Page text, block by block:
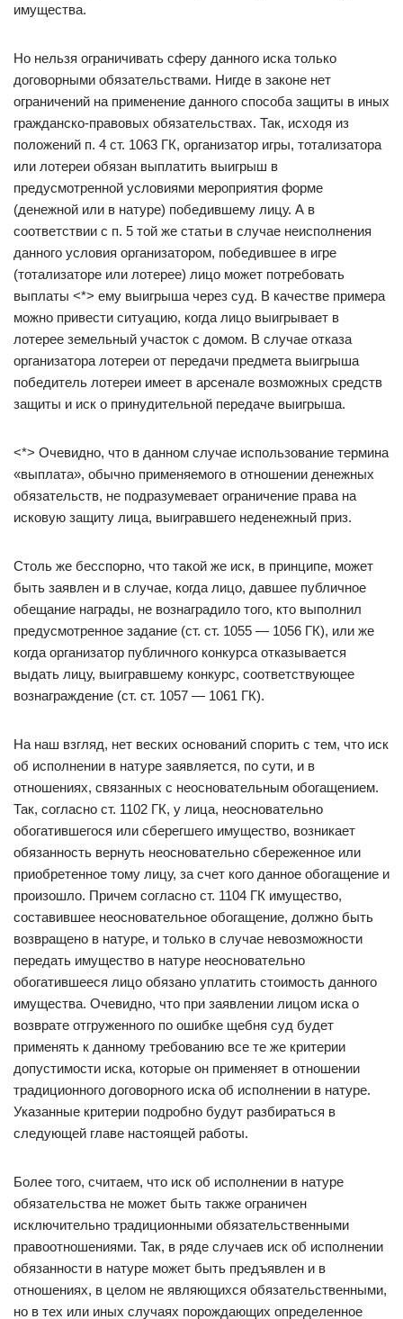
имущества.
Но нельзя ограничивать сферу данного иска только
договорными обязательствами. Нигде в законе нет
ограничений на применение данного способа защиты в иных
гражданско-правовых обязательствах. Так, исходя из
положений п. 4 ст. 1063 ГК, организатор игры, тотализатора
или лотереи обязан выплатить выигрыш в
предусмотренной условиями мероприятия форме
(денежной или в натуре) победившему лицу. А в
соответствии с п. 5 той же статьи в случае неисполнения
данного условия организатором, победившее в игре
(тотализаторе или лотерее) лицо может потребовать
выплаты <*> ему выигрыша через суд. В качестве примера
можно привести ситуацию, когда лицо выигрывает в
лотерее земельный участок с домом. В случае отказа
организатора лотереи от передачи предмета выигрыша
победитель лотереи имеет в арсенале возможных средств
защиты и иск о принудительной передаче выигрыша.
<*> Очевидно, что в данном случае использование термина
«выплата», обычно применяемого в отношении денежных
обязательств, не подразумевает ограничение права на
исковую защиту лица, выигравшего неденежный приз.
Столь же бесспорно, что такой же иск, в принципе, может
быть заявлен и в случае, когда лицо, давшее публичное
обещание награды, не вознаградило того, кто выполнил
предусмотренное задание (ст. ст. 1055 — 1056 ГК), или же
когда организатор публичного конкурса отказывается
выдать лицу, выигравшему конкурс, соответствующее
вознаграждение (ст. ст. 1057 — 1061 ГК).
На наш взгляд, нет веских оснований спорить с тем, что иск
об исполнении в натуре заявляется, по сути, и в
отношениях, связанных с неосновательным обогащением.
Так, согласно ст. 1102 ГК, у лица, неосновательно
обогатившегося или сберегшего имущество, возникает
обязанность вернуть неосновательно сбереженное или
приобретенное тому лицу, за счет кого данное обогащение и
произошло. Причем согласно ст. 1104 ГК имущество,
составившее неосновательное обогащение, должно быть
возвращено в натуре, и только в случае невозможности
передать имущество в натуре неосновательно
обогатившееся лицо обязано уплатить стоимость данного
имущества. Очевидно, что при заявлении лицом иска о
возврате отгруженного по ошибке щебня суд будет
применять к данному требованию все те же критерии
допустимости иска, которые он применяет в отношении
традиционного договорного иска об исполнении в натуре.
Указанные критерии подробно будут разбираться в
следующей главе настоящей работы.
Более того, считаем, что иск об исполнении в натуре
обязательства не может быть также ограничен
исключительно традиционными обязательственными
правоотношениями. Так, в ряде случаев иск об исполнении
обязанности в натуре может быть предъявлен и в
отношениях, в целом не являющихся обязательственными,
но в тех или иных случаях порождающих определенное